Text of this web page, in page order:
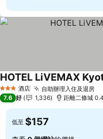
3 星級 酒店 自助辦理入住及退房查
HOTEL LiVEMAX
7.6 好 1,336 距離二條城
低至 $157